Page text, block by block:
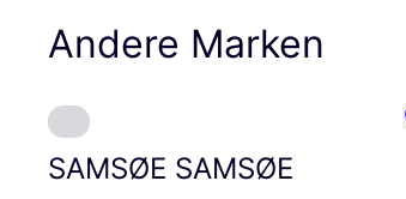
Andere Marken
SAMSØE SAMSØE